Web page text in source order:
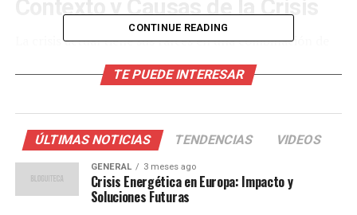
Contexto y Causas de la Crisis
La crisis actual tiene sus raíces en una combinación de
carbón en varios países europeos, en un esfuerzo por
más dependiente del gas natural. Además, las tensiones
geopolíticas con Rusia, uno de los principales
proveedores de gas de Europa, han exacerbado la
situación.
CONTINUE READING
TE PUEDE INTERESAR
ÚLTIMAS NOTICIAS TENDENCIAS VIDEOS
GENERAL 3 meses ago
Crisis Energética en Europa: Impacto y
Soluciones Futuras